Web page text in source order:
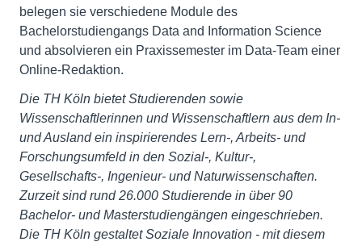
belegen sie verschiedene Module des
Bachelorstudiengangs Data and Information Science
und absolvieren ein Praxissemester im Data-Team einer
Online-Redaktion.
Die TH Köln bietet Studierenden sowie
Wissenschaftlerinnen und Wissenschaftlern aus dem In-
und Ausland ein inspirierendes Lern-, Arbeits- und
Forschungsumfeld in den Sozial-, Kultur-,
Gesellschafts-, Ingenieur- und Naturwissenschaften.
Zurzeit sind rund 26.000 Studierende in über 90
Bachelor- und Masterstudiengängen eingeschrieben.
Die TH Köln gestaltet Soziale Innovation - mit diesem